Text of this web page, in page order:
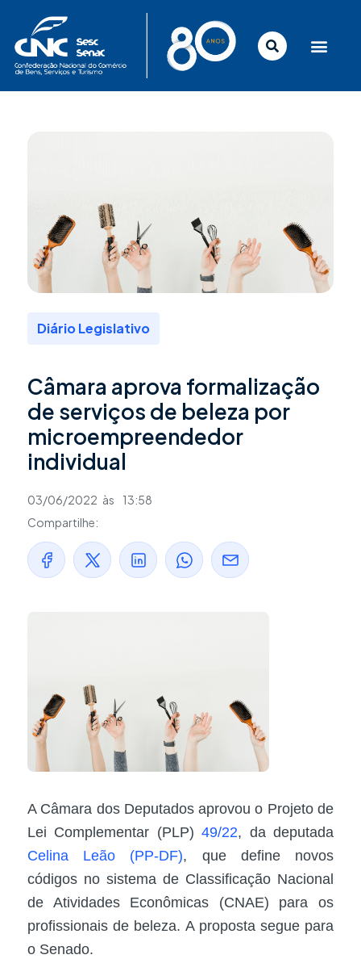
conteúdo
Diário Legislativo
Câmara aprova formalização
de serviços de beleza por
microempreendedor
individual
03/06/2022 às
13:58
Compartilhe:
A Câmara dos Deputados aprovou o Projeto de
Lei Complementar (PLP)49/22, da deputada
Celina Leão (PP-DF), que define novos
códigos no sistema de Classificação Nacional
de Atividades Econômicas (CNAE) para os
profissionais de beleza. A proposta segue para
o Senado.